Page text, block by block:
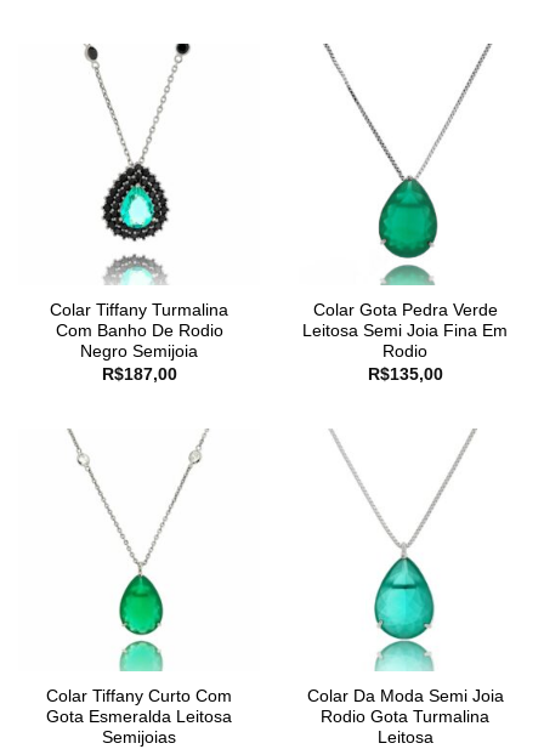
Colar Tiffany Turmalina
Com Banho De Rodio
Negro Semijoia
R$187,00
Colar Gota Pedra Verde
Leitosa Semi Joia Fina Em
Rodio
R$135,00
Colar Tiffany Curto Com
Gota Esmeralda Leitosa
Semijoias
Colar Da Moda Semi Joia
Rodio Gota Turmalina
Leitosa